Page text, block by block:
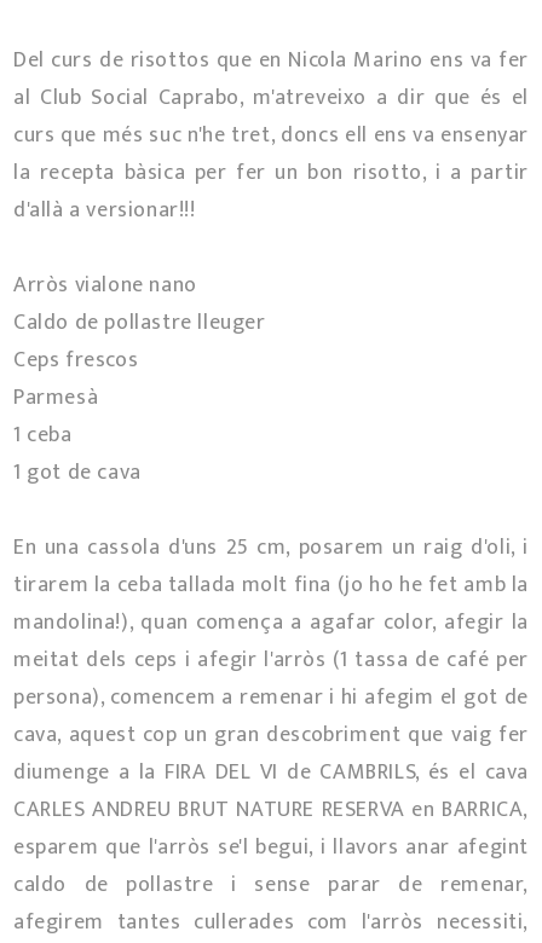
Del curs de risottos que en Nicola Marino ens va fer
al Club Social Caprabo, m'atreveixo a dir que és el
curs que més suc n'he tret, doncs ell ens va ensenyar
la recepta bàsica per fer un bon risotto, i a partir
d'allà a versionar!!!
Arròs vialone nano
Caldo de pollastre lleuger
Ceps frescos
Parmesà
1 ceba
1 got de cava
En una cassola d'uns 25 cm, posarem un raig d'oli, i
tirarem la ceba tallada molt fina (jo ho he fet amb la
mandolina!), quan comença a agafar color, afegir la
meitat dels ceps i afegir l'arròs (1 tassa de café per
persona), comencem a remenar i hi afegim el got de
cava, aquest cop un gran descobriment que vaig fer
diumenge a la FIRA DEL VI de CAMBRILS, és el cava
CARLES ANDREU BRUT NATURE RESERVA en BARRICA,
esparem que l'arròs se'l begui, i llavors anar afegint
caldo de pollastre i sense parar de remenar,
afegirem tantes cullerades com l'arròs necessiti,